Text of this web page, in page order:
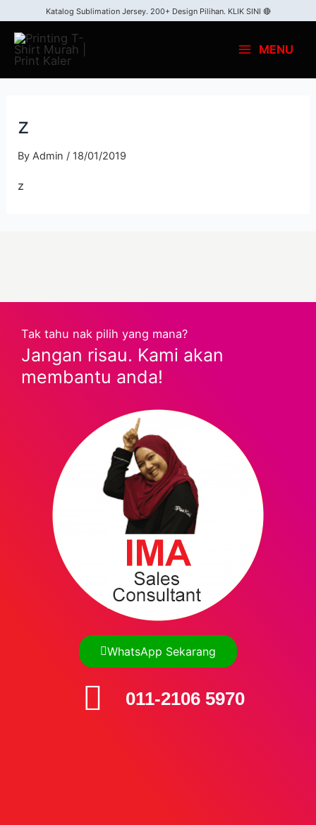
Katalog Sublimation Jersey. 200+ Design Pilihan. KLIK SINI 🔴
MENU
z
ByAdmin / 18/01/2019
z
Tak tahu nak pilih yang mana?
Jangan risau. Kami akan
membantu anda!
WhatsApp Sekarang
011-2106 5970